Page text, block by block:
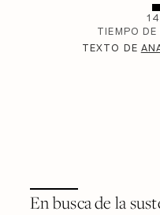
14
TIEMPO DE
TEXTO DE
En busca de la